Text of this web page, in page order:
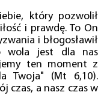
który pozwolił
i prawdę. To On
i błogosławił
wola jest dla nas
ten moment z
Twoja" (Mt 6,10).
czas, a nasz czas w